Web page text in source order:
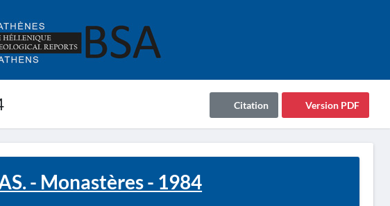
Version PDF
Citation
- Monastères - 1984